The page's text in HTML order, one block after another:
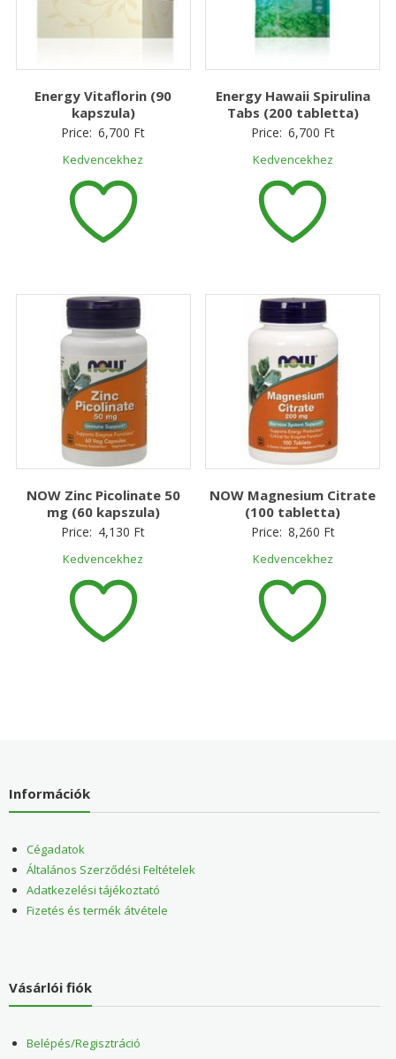
Energy Vitaflorin (90
kapszula)
Price: 6,700 Ft
Kedvencekhez
Energy Hawaii Spirulina
Tabs (200 tabletta)
Price: 6,700 Ft
Kedvencekhez
NOW Zinc Picolinate 50
mg (60 kapszula)
Price: 4,130 Ft
Kedvencekhez
NOW Magnesium Citrate
(100 tabletta)
Price: 8,260 Ft
Kedvencekhez
Információk
Cégadatok
Általános Szerződési Feltételek
Adatkezelési tájékoztató
Fizetés és termék átvétele
Vásárlói fiók
Belépés/Regisztráció